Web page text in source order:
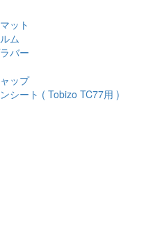
ット
ム
バー
ップ
シート ( Tobizo TC77用 )